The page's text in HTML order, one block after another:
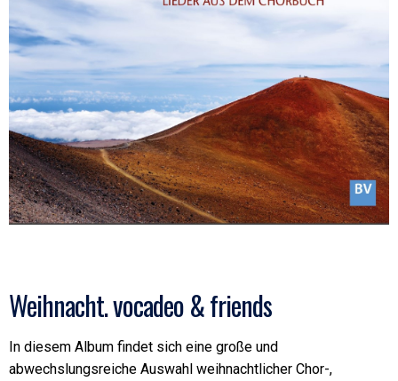
Weihnacht. vocadeo & friends
In diesem Album findet sich eine große und
abwechslungsreiche Auswahl weihnachtlicher Chor-,